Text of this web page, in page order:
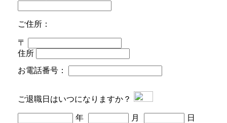
ご住所：
〒
住所
お電話番号：
ご退職日はいつになりますか？
年 月 日